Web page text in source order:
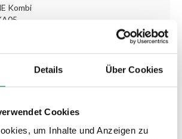
Details Über Cookies
Cookies
um Inhalte und Anzeigen zu
Kombi
Kombi
Kombi
1.4